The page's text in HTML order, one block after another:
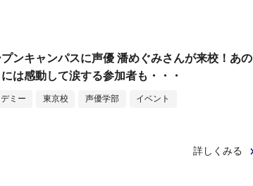
プンキャンパスに声優 潘めぐみさんが来校！あの
は感動して涙する参加者も・・・
ミー 東京校 声優学部 イベント
詳しくみる